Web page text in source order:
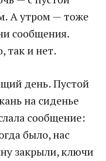
А утром — тоже
сообщения.
так и нет.
день. Пустой
на сиденье
сообщение:
было, нас
закрыли, ключи